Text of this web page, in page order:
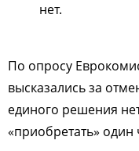
нет.
По опросу
высказались за
единого решения
«приобретать» один